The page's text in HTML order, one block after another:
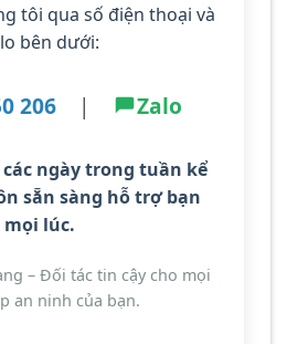
tôi qua số điện thoại và
bên dưới:
206 | Zalo
ngày trong tuần kể
sẵn sàng hỗ trợ bạn
mọi lúc.
– Đối tác tin cậy cho mọi
an ninh của bạn.